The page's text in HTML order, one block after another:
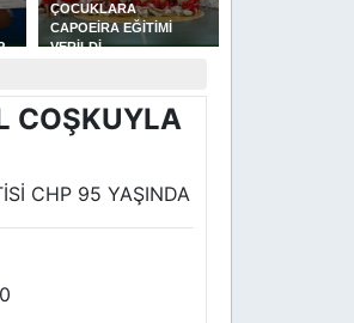
ÇOCUKLARA
CAPOEİRA EĞİTİMİ
VERİLDİ
COŞKUYLA
CHP 95 YAŞINDA